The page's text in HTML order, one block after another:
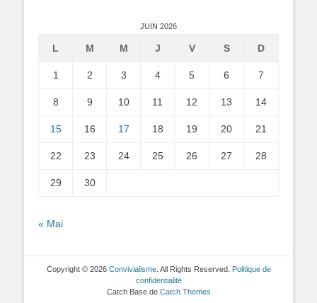
JUIN 2026
L M M J V S D
1 2 3 4 5 6 7
8 9 10 11 12 13 14
15 16 17 18 19 20 21
22 23 24 25 26 27 28
29 30
« Mai
Copyright © 2026 Convivialisme. All Rights Reserved. Politique de
confidentialité
Catch Base de Catch Themes